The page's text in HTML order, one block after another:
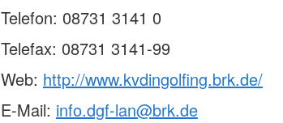
Telefon: 08731 3141 0
Telefax: 08731 3141-99
Web: http://www.kvdingolfing.brk.de/
E-Mail: info.dgf-lan@brk.de